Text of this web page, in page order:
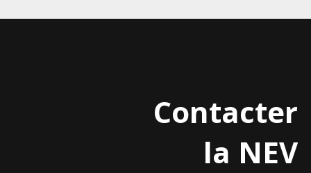
Contacter
la NEV